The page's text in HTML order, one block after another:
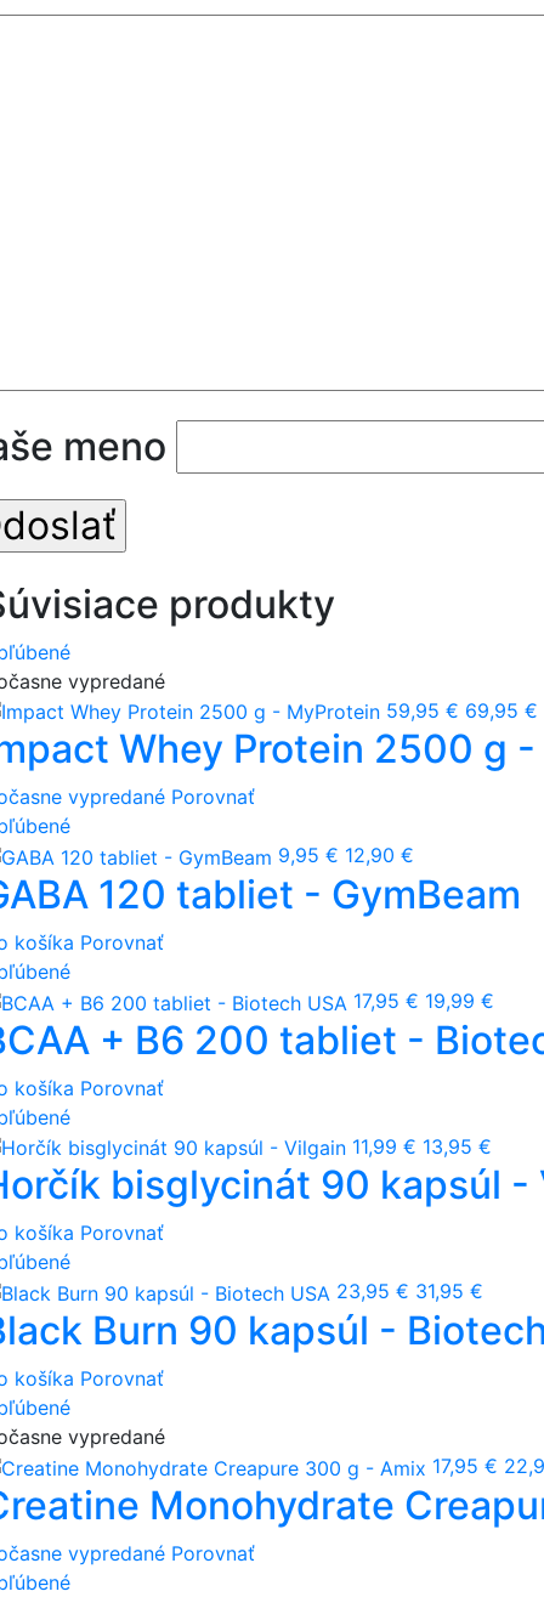
meno
produkty
vypredané
59,95 € 69,95 €
Whey Protein 2500 g
vypredané Porovnať
9,95 € 12,90 €
120 tabliet - GymBeam
košíka Porovnať
17,95 € 19,99 €
+ B6 200 tabliet -
košíka Porovnať
11,99 € 13,95 €
bisglycinát 90 kapsúl -
košíka Porovnať
23,95 € 31,95 €
Burn 90 kapsúl -
košíka Porovnať
vypredané
17,95 €
Monohydrate
vypredané Porovnať